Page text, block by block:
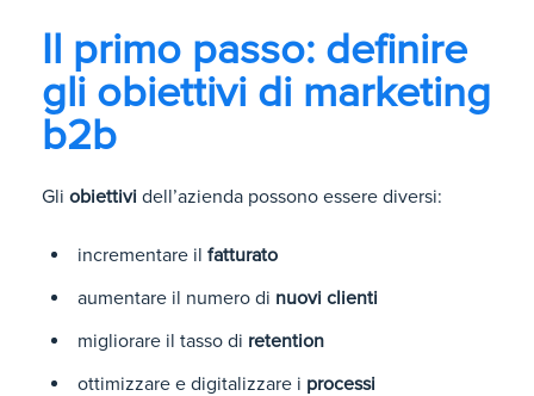
Il primo passo: definire
gli obiettivi di marketing
b2b
Gli obiettivi dell’azienda possono essere diversi:
incrementare il fatturato
aumentare il numero di nuovi clienti
migliorare il tasso di retention
ottimizzare e digitalizzare i processi